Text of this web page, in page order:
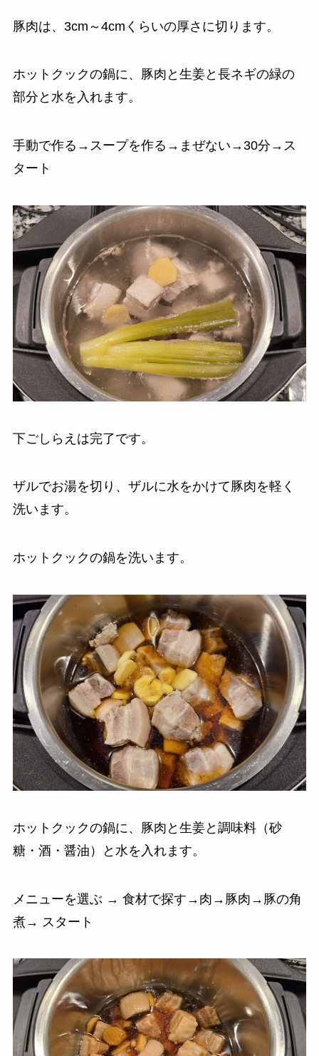
豚肉は、3cm～4cmくらいの厚さに切ります。
ホットクックの鍋に、豚肉と生姜と長ネギの緑の
部分と水を入れます。
手動で作る→スープを作る→まぜない→30分→ス
タート
下ごしらえは完了です。
ザルでお湯を切り、ザルに水をかけて豚肉を軽く
洗います。
ホットクックの鍋を洗います。
ホットクックの鍋に、豚肉と生姜と調味料（砂
糖・酒・醤油）と水を入れます。
メニューを選ぶ → 食材で探す→肉→豚肉→豚の角
煮→ スタート